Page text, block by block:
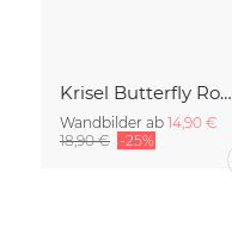
Krisel Butterfly Roof Palm Springs
Wandbilder ab 14,90 €
18,90 € -25%